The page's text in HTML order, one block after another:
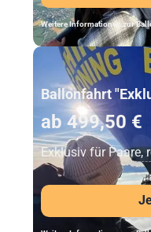
Weitere Informationen zur
Unser Beststeller
Ballonfahrt
ab 499,50 €
Exklusiv für Paare,